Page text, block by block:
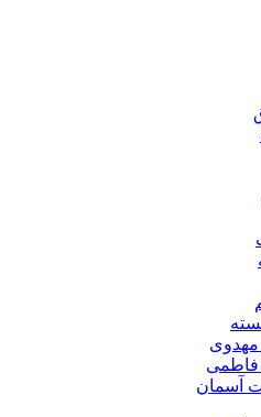
مهدوی
فاطمی
آسمان